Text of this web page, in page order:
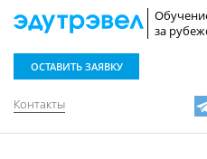
за
Контакты
ОСТАВИТЬ ЗАЯВКУ